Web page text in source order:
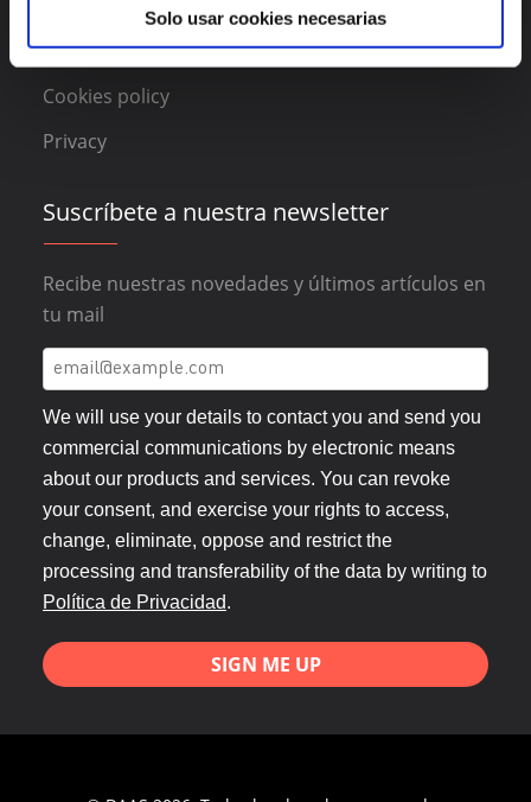
Solo usar cookies necesarias
Cookies policy
Privacy
Suscríbete a nuestra newsletter
Recibe nuestras novedades y últimos artículos en
tu mail
We will use your details to contact you and send you
commercial communications by electronic means
about our products and services. You can revoke
your consent, and exercise your rights to access,
change, eliminate, oppose and restrict the
processing and transferability of the data by writing to
Política de Privacidad.
SIGN ME UP